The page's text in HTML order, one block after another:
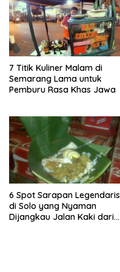
7 Titik Kuliner Malam di
Semarang Lama untuk
Pemburu Rasa Khas Jawa
6 Spot Sarapan Legendaris
di Solo yang Nyaman
Dijangkau Jalan Kaki dari